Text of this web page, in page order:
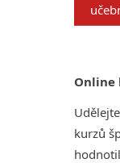
Online
kurzů